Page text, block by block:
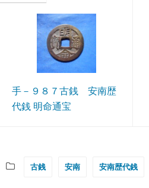
手－９８７古銭 安南歴
代銭 明命通宝
古銭 安南 安南歴代銭